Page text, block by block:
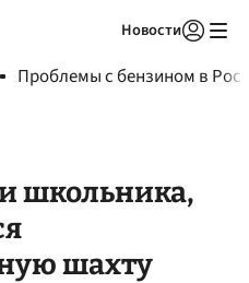
Новости
Проблемы с бензином в
школьника,
шахту